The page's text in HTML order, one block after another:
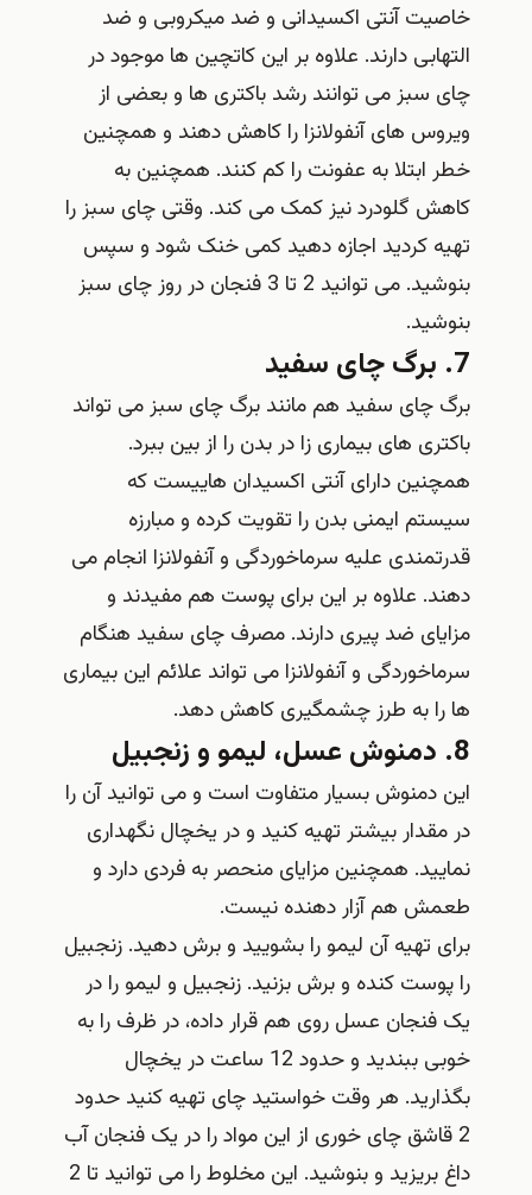
خاصیت آنتی اکسیدانی و ضد میکروبی و ضد
التهابی دارند. علاوه بر این کاتچین ها موجود در
چای سبز می توانند رشد باکتری ها و بعضی از
ویروس های آنفولانزا را کاهش دهند و همچنین
خطر ابتلا به عفونت را کم کنند. همچنین به
کاهش گلودرد نیز کمک می کند. وقتی چای سبز را
تهیه کردید اجازه دهید کمی خنک شود و سپس
بنوشید. می توانید 2 تا 3 فنجان در روز چای سبز
بنوشید.
7. برگ چای سفید
برگ چای سفید هم مانند برگ چای سبز می تواند
باکتری های بیماری زا در بدن را از بین ببرد.
همچنین دارای آنتی اکسیدان هاییست که
سیستم ایمنی بدن را تقویت کرده و مبارزه
قدرتمندی علیه سرماخوردگی و آنفولانزا انجام می
دهند. علاوه بر این برای پوست هم مفیدند و
مزایای ضد پیری دارند. مصرف چای سفید هنگام
سرماخوردگی و آنفولانزا می تواند علائم این بیماری
ها را به طرز چشمگیری کاهش دهد.
8. دمنوش عسل، لیمو و زنجبیل
این دمنوش بسیار متفاوت است و می توانید آن را
در مقدار بیشتر تهیه کنید و در یخچال نگهداری
نمایید. همچنین مزایای منحصر به فردی دارد و
طعمش هم آزار دهنده نیست.
برای تهیه آن لیمو را بشویید و برش دهید. زنجبیل
را پوست کنده و برش بزنید. زنجبیل و لیمو را در
یک فنجان عسل روی هم قرار داده، در ظرف را به
خوبی ببندید و حدود 12 ساعت در یخچال
بگذارید. هر وقت خواستید چای تهیه کنید حدود
2 قاشق چای خوری از این مواد را در یک فنجان آب
داغ بریزید و بنوشید. این مخلوط را می توانید تا 2